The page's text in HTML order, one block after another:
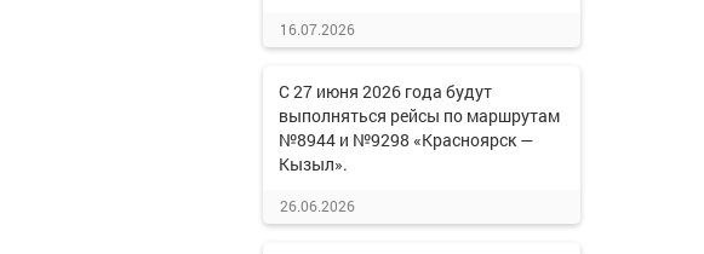
16.07.2026
С 27 июня 2026 года будут
выполняться рейсы по маршрутам
№8944 и №9298 «Красноярск —
Кызыл».
26.06.2026